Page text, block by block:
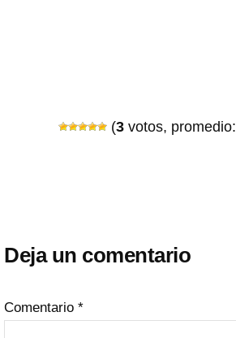
(3votos, promedio:
los
lectores
Deja un comentario
Comentario *